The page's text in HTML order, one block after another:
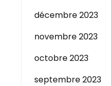
décembre 2023
novembre 2023
octobre 2023
septembre 2023